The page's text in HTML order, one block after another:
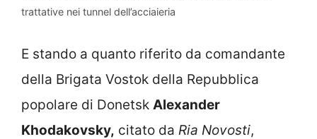
trattative nei tunnel dell’acciaieria
E stando a quanto riferito da comandante
della Brigata Vostok della Repubblica
popolare di Donetsk Alexander
Khodakovsky, citato da Ria Novosti,